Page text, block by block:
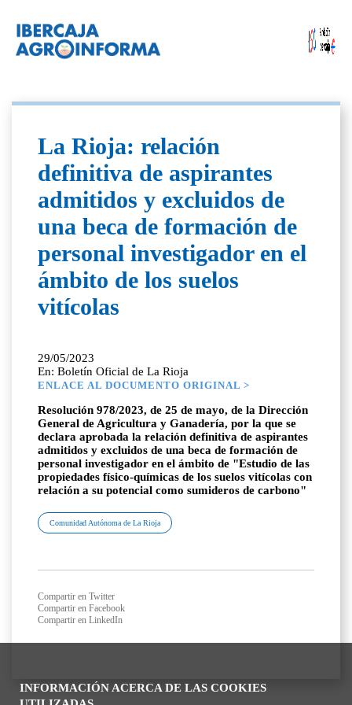
INFORMACIÓN ACERCA DE LAS COOKIES
La Rioja: relación
definitiva de aspirantes
admitidos y excluidos de
una beca de formación de
personal investigador en el
ámbito de los suelos
vitícolas
29/05/2023
En: Boletín Oficial de La Rioja
ENLACE AL DOCUMENTO ORIGINAL >
Resolución 978/2023, de 25 de mayo, de la Dirección
General de Agricultura y Ganadería, por la que se
declara aprobada la relación definitiva de aspirantes
admitidos y excluidos de una beca de formación de
personal investigador en el ámbito de "Estudio de las
propiedades físico-químicas de los suelos vitícolas con
relación a su potencial como sumideros de carbono"
Comunidad Autónoma de La Rioja
Compartir en Twitter
Compartir en Facebook
Compartir en LinkedIn